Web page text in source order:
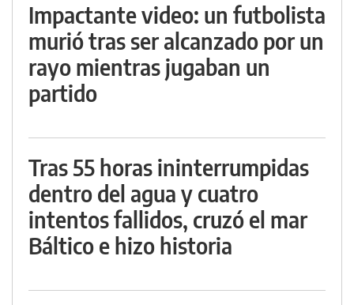
Impactante video: un futbolista
murió tras ser alcanzado por un
rayo mientras jugaban un
partido
Tras 55 horas ininterrumpidas
dentro del agua y cuatro
intentos fallidos, cruzó el mar
Báltico e hizo historia